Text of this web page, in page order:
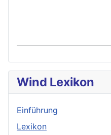
Wind Lexikon
Einführung
Lexikon